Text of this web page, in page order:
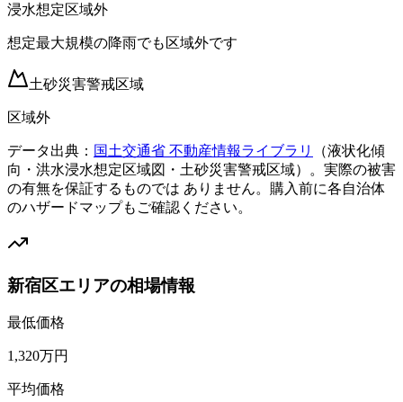
浸水想定区域外
想定最大規模の降雨でも区域外です
土砂災害警戒区域
区域外
データ出典： 国土交通省 不動産情報ライブラリ
（液状化傾
向・洪水浸水想定区域図・土砂災害警戒区域）。実際の被害
の有無を保証するものでは ありません。購入前に各自治体
のハザードマップもご確認ください。
新宿区エリアの相場情報
最低価格
1,320万円
平均価格